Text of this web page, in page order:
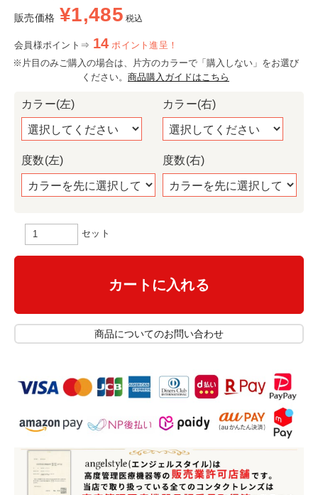
販売価格 ¥1,485 税込
会員様ポイント⇒ 14 ポイント進呈！
※片目のみご購入の場合は、片方のカラーで「購入しない」をお選び
ください。 商品購入ガイドはこちら
カラー(左)
度数(左)
カラー(右)
度数(右)
セット
カートに入れる
商品についてのお問い合わせ